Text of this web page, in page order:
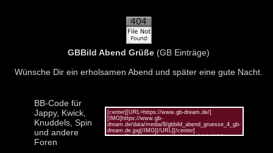
GBBild Abend Grüße (GB Einträge)
Wünsche Dir ein erholsamen Abend und später eine gute Nacht.
BB-Code für
Jappy, Kwick,
Knuddels, Spin
und andere
Foren